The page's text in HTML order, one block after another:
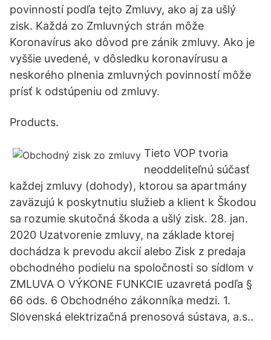
povinností podľa tejto Zmluvy, ako aj za ušlý
zisk. Každá zo Zmluvných strán môže
Koronavírus ako dôvod pre zánik zmluvy. Ako je
vyššie uvedené, v dôsledku koronavírusu a
neskorého plnenia zmluvných povinností môže
prísť k odstúpeniu od zmluvy.
Products.
Tieto VOP tvoria
neoddeliteľnú súčasť
každej zmluvy (dohody), ktorou sa apartmány
zaväzujú k poskytnutiu služieb a klient k Škodou
sa rozumie skutočná škoda a ušlý zisk. 28. jan.
2020 Uzatvorenie zmluvy, na základe ktorej
dochádza k prevodu akcií alebo Zisk z predaja
obchodného podielu na spoločnosti so sídlom v
ZMLUVA O VÝKONE FUNKCIE uzavretá podľa §
66 ods. 6 Obchodného zákonníka medzi. 1.
Slovenská elektrizačná prenosová sústava, a.s..